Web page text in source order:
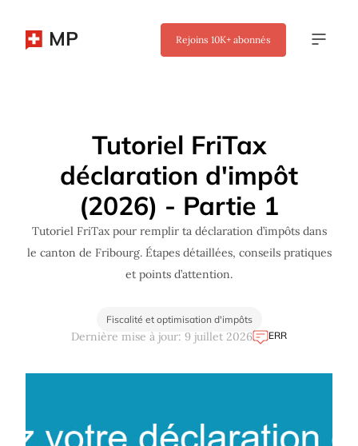
MP Rejoins 10K+ abonnés
Tutoriel FriTax
déclaration d'impôt
(2026) - Partie 1
Tutoriel FriTax pour remplir ta déclaration d’impôts dans
le canton de Fribourg. Étapes détaillées, conseils pratiques
et points d’attention.
Fiscalité et optimisation d'impôts
Dernière mise à jour: 9 juillet 2026 ERR